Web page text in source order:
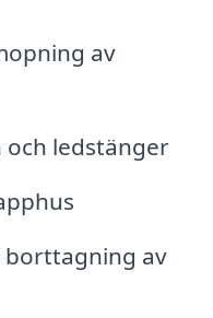
av
och ledstänger
borttagning av